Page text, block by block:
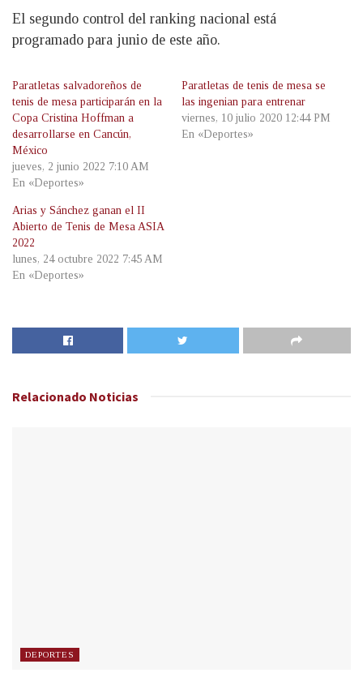
El segundo control del ranking nacional está
programado para junio de este año.
Paratletas salvadoreños de
tenis de mesa participarán en la
Copa Cristina Hoffman a
desarrollarse en Cancún,
México
jueves, 2 junio 2022 7:10 AM
En «Deportes»
Paratletas de tenis de mesa se
las ingenian para entrenar
viernes, 10 julio 2020 12:44 PM
En «Deportes»
Arias y Sánchez ganan el II
Abierto de Tenis de Mesa ASIA
2022
lunes, 24 octubre 2022 7:45 AM
En «Deportes»
Relacionado Noticias
DEPORTES